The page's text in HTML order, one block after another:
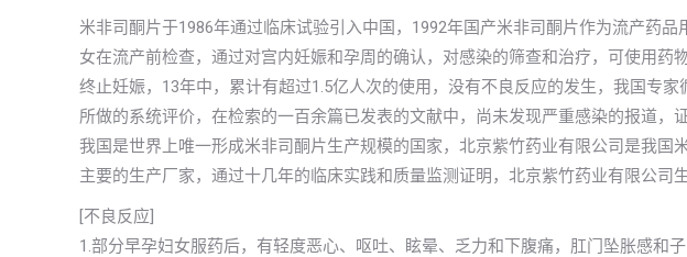
米非司酮片于1986年通过临床试验引入中国，1992年国产米非司酮片作为流产药
女在流产前检查，通过对宫内妊娠和孕周的确认，对感染的筛查和治疗，可使用药
终止妊娠，13年中，累计有超过1.5亿人次的使用，没有不良反应的发生，我国专
所做的系统评价，在检索的一百余篇已发表的文献中，尚未发现严重感染的报道，
我国是世界上唯一形成米非司酮片生产规模的国家，北京紫竹药业有限公司是我国
主要的生产厂家，通过十几年的临床实践和质量监测证明，北京紫竹药业有限公司
[不良反应]
1.部分早孕妇女服药后，有轻度恶心、呕吐、眩晕、乏力和下腹痛，肛门坠胀感和子